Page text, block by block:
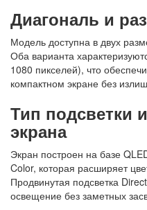
Диагональ и
Модель доступна в двух
Оба варианта
1080 пикселей), что
компактном экране без
Тип подсветки
экрана
Экран построен на базе
Color, которая расширяет
Продвинутая подсветка
освещение без заметных